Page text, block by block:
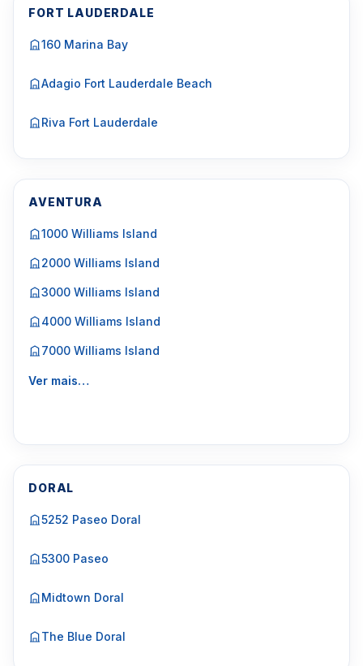
FORT LAUDERDALE
160 Marina Bay
Adagio Fort Lauderdale Beach
Riva Fort Lauderdale
AVENTURA
1000 Williams Island
2000 Williams Island
3000 Williams Island
4000 Williams Island
7000 Williams Island
Ver mais…
DORAL
5252 Paseo Doral
5300 Paseo
Midtown Doral
The Blue Doral